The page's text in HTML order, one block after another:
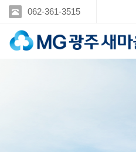
062-361-3515